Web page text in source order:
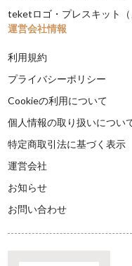
teketロゴ・プレスキット（
運営会社情報
利用規約
プライバシーポリシー
Cookieの利用について
個人情報の取り扱いについ
特定商取引法に基づく表示
運営会社
お知らせ
お問い合わせ